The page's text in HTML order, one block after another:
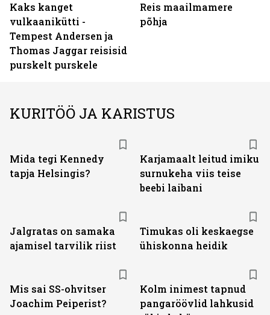
Kaks kanget
vulkaanikütti -
Tempest Andersen ja
Thomas Jaggar reisisid
purskelt purskele
Reis maailmamere
põhja
KURITÖÖ JA KARISTUS
Mida tegi Kennedy
tapja Helsingis?
Karjamaalt leitud imiku
surnukeha viis teise
beebi laibani
Jalgratas on samaka
ajamisel tarvilik riist
Timukas oli keskaegse
ühiskonna heidik
Mis sai SS-ohvitser
Joachim Peiperist?
Kolm inimest tapnud
pangaröövlid lahkusid